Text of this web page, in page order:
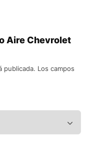
Aire Chevrolet
publicada. Los campos